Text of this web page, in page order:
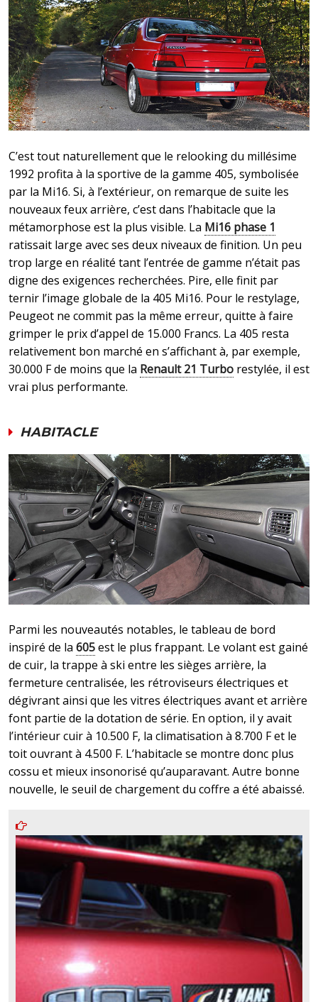
C’est tout naturellement que le relooking du millésime
1992 profita à la sportive de la gamme 405, symbolisée
par la Mi16. Si, à l’extérieur, on remarque de suite les
nouveaux feux arrière, c’est dans l’habitacle que la
métamorphose est la plus visible. La Mi16 phase 1
ratissait large avec ses deux niveaux de finition. Un peu
trop large en réalité tant l’entrée de gamme n’était pas
digne des exigences recherchées. Pire, elle finit par
ternir l’image globale de la 405 Mi16. Pour le restylage,
Peugeot ne commit pas la même erreur, quitte à faire
grimper le prix d’appel de 15.000 Francs. La 405 resta
relativement bon marché en s’affichant à, par exemple,
30.000 F de moins que la Renault 21 Turbo restylée, il est
vrai plus performante.
HABITACLE
Parmi les nouveautés notables, le tableau de bord
inspiré de la 605est le plus frappant. Le volant est gainé
de cuir, la trappe à ski entre les sièges arrière, la
fermeture centralisée, les rétroviseurs électriques et
dégivrant ainsi que les vitres électriques avant et arrière
font partie de la dotation de série. En option, il y avait
l’intérieur cuir à 10.500 F, la climatisation à 8.700 F et le
toit ouvrant à 4.500 F. L’habitacle se montre donc plus
cossu et mieux insonorisé qu’auparavant. Autre bonne
nouvelle, le seuil de chargement du coffre a été abaissé.